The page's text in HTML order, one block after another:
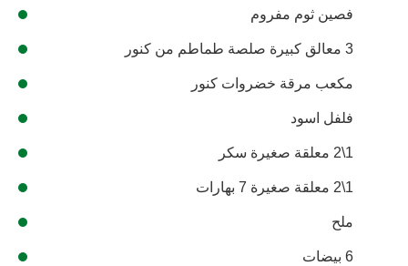
فصين ثوم مفروم
3 معالق كبيرة صلصة طماطم من كنور
مكعب مرقة خضروات كنور
فلفل اسود
1\2 معلقة صغيرة سكر
1\2 معلقة صغيرة 7 بهارات
ملح
6 بيضات